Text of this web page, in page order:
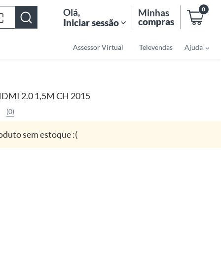
Olá,
Iniciar sessão
Minhas
compras
0
Assessor Virtual Televendas Ajuda
2.0 1,5M CH 2015
(0)
sem estoque :(